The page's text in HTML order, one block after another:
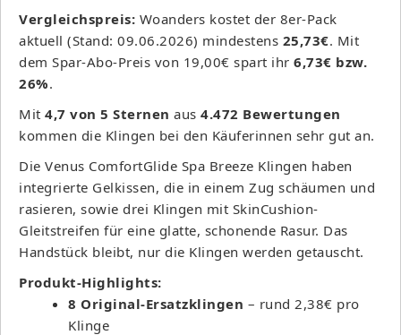
Vergleichspreis: Woanders kostet der 8er-Pack
aktuell (Stand: 09.06.2026) mindestens 25,73€. Mit
dem Spar-Abo-Preis von 19,00€ spart ihr 6,73€ bzw.
26%.
Mit 4,7 von 5 Sternen aus 4.472 Bewertungen
kommen die Klingen bei den Käuferinnen sehr gut an.
Die Venus ComfortGlide Spa Breeze Klingen haben
integrierte Gelkissen, die in einem Zug schäumen und
rasieren, sowie drei Klingen mit SkinCushion-
Gleitstreifen für eine glatte, schonende Rasur. Das
Handstück bleibt, nur die Klingen werden getauscht.
Produkt-Highlights:
8 Original-Ersatzklingen – rund 2,38€ pro
Klinge